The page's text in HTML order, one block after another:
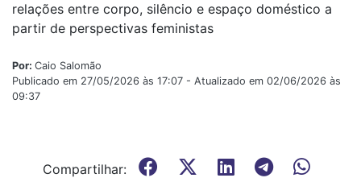
relações entre corpo, silêncio e espaço doméstico a
partir de perspectivas feministas
Por: Caio Salomão
Publicado em 27/05/2026 às 17:07 - Atualizado em 02/06/2026 às
09:37
Compartilhar: